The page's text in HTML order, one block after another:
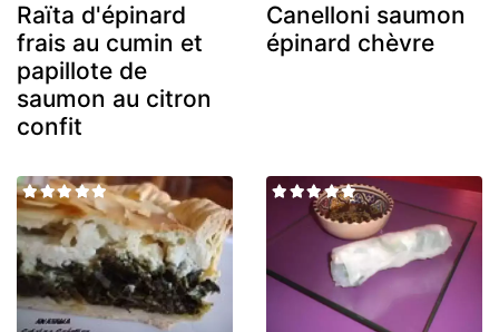
Raïta d'épinard
frais au cumin et
papillote de
saumon au citron
confit
Canelloni saumon
épinard chèvre